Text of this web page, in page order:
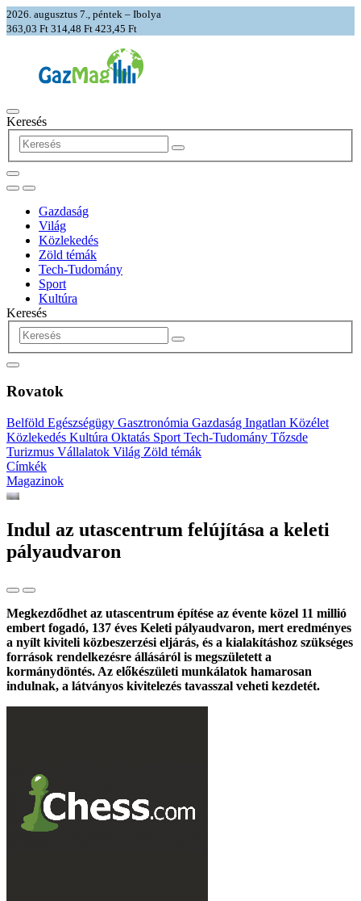
2026. augusztus 7., péntek – Ibolya
363,03 Ft 314,48 Ft 423,45 Ft
Keresés
Gazdaság
Világ
Közlekedés
Zöld témák
Tech-Tudomány
Sport
Kultúra
Keresés
Rovatok
Belföld Egészségügy Gasztronómia Gazdaság Ingatlan Közélet
Közlekedés Kultúra Oktatás Sport Tech-Tudomány Tőzsde
Turizmus Vállalatok Világ Zöld témák
Címkék
Magazinok
Indul az utascentrum felújítása a keleti
pályaudvaron
Megkezdődhet az utascentrum építése az évente közel 11 millió
embert fogadó, 137 éves Keleti pályaudvaron, mert eredményes
a nyílt kiviteli közbeszerzési eljárás, és a kialakításhoz szükséges
források rendelkezésre állásáról is megszületett a
kormánydöntés. Az előkészületi munkálatok hamarosan
indulnak, a látványos kivitelezés tavasszal veheti kezdetét.